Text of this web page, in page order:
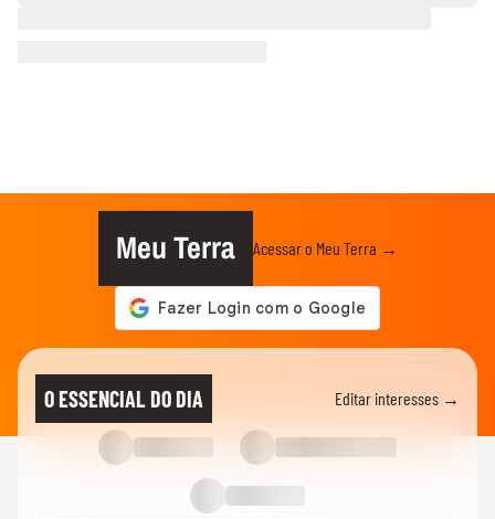
Meu Terra Acessar o Meu Terra →
O ESSENCIAL DO DIA Editar interesses →